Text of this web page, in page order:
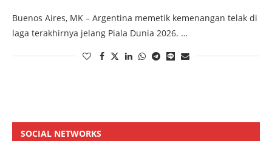
Buenos Aires, MK – Argentina memetik kemenangan telak di
laga terakhirnya jelang Piala Dunia 2026. …
SOCIAL NETWORKS